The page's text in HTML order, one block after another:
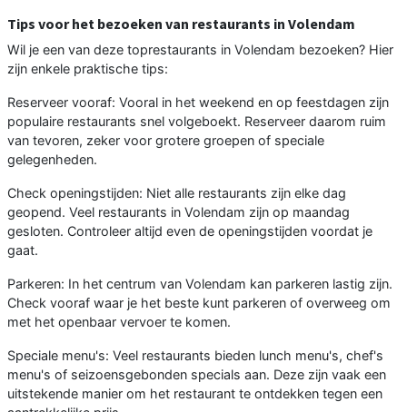
Tips voor het bezoeken van restaurants in Volendam
Wil je een van deze toprestaurants in Volendam bezoeken? Hier
zijn enkele praktische tips:
Reserveer vooraf: Vooral in het weekend en op feestdagen zijn
populaire restaurants snel volgeboekt. Reserveer daarom ruim
van tevoren, zeker voor grotere groepen of speciale
gelegenheden.
Check openingstijden: Niet alle restaurants zijn elke dag
geopend. Veel restaurants in Volendam zijn op maandag
gesloten. Controleer altijd even de openingstijden voordat je
gaat.
Parkeren: In het centrum van Volendam kan parkeren lastig zijn.
Check vooraf waar je het beste kunt parkeren of overweeg om
met het openbaar vervoer te komen.
Speciale menu's: Veel restaurants bieden lunch menu's, chef's
menu's of seizoensgebonden specials aan. Deze zijn vaak een
uitstekende manier om het restaurant te ontdekken tegen een